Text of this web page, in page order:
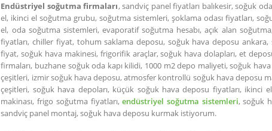
Endüstriyel soğutma firmaları, sandviç panel fiyatları balıkesir, soğuk
el, ikinci el soğutma grubu, soğutma sistemleri, şoklama odası fiyatları,
el, oda soğutma sistemleri, evaporatif soğutma hesabı, açık alan
fiyatları, chiller fiyat, tohum saklama deposu, soğuk hava deposu
fiyat, soğuk hava makinesi, frigorifik araçlar, soğuk hava dolapları, et
firmaları, buzhane soğuk oda kapı kilidi, 1000 m2 depo maliyeti, soğuk
çeşitleri, izmir soğuk hava deposu, atmosfer kontrollü soğuk hava deposu
çeşitleri, soğuk hava depoları, küçük soğuk hava deposu fiyatları, ikinci
makinası, frigo soğutma fiyatları,endüstriyel soğutma sistemleri, soğuk
sandviç panel montaj, soğuk hava deposu kurmak istiyorum.